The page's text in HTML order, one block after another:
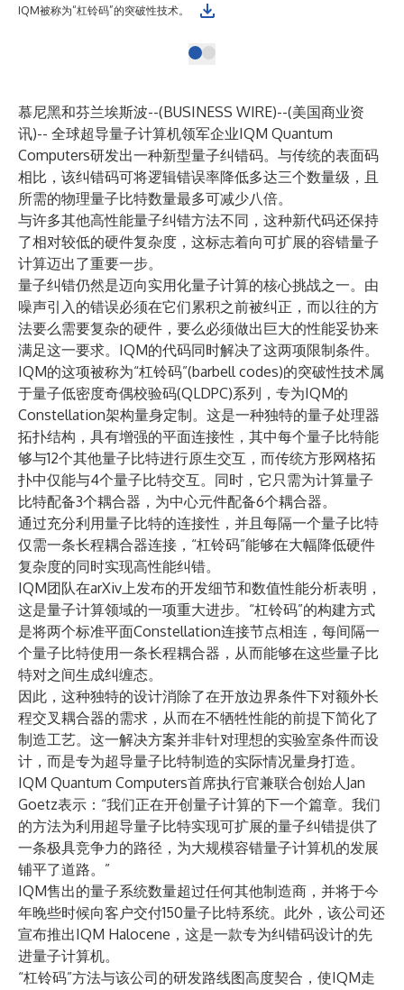
IQM被称为“杠铃码”的突破性技术。
慕尼黑和芬兰埃斯波--(BUSINESS WIRE)--(美国商业资
讯)-- 全球超导量子计算机领军企业IQM Quantum
Computers研发出一种新型量子纠错码。与传统的表面码
相比，该纠错码可将逻辑错误率降低多达三个数量级，且
所需的物理量子比特数量最多可减少八倍。
与许多其他高性能量子纠错方法不同，这种新代码还保持
了相对较低的硬件复杂度，这标志着向可扩展的容错量子
计算迈出了重要一步。
量子纠错仍然是迈向实用化量子计算的核心挑战之一。由
噪声引入的错误必须在它们累积之前被纠正，而以往的方
法要么需要复杂的硬件，要么必须做出巨大的性能妥协来
满足这一要求。IQM的代码同时解决了这两项限制条件。
IQM的这项被称为“杠铃码”(barbell codes)的突破性技术属
于量子低密度奇偶校验码(QLDPC)系列，专为IQM的
Constellation架构量身定制。这是一种独特的量子处理器
拓扑结构，具有增强的平面连接性，其中每个量子比特能
够与12个其他量子比特进行原生交互，而传统方形网格拓
扑中仅能与4个量子比特交互。同时，它只需为计算量子
比特配备3个耦合器，为中心元件配备6个耦合器。
通过充分利用量子比特的连接性，并且每隔一个量子比特
仅需一条长程耦合器连接，“杠铃码”能够在大幅降低硬件
复杂度的同时实现高性能纠错。
IQM团队在arXiv上发布的开发细节和数值性能分析表明，
这是量子计算领域的一项重大进步。“杠铃码”的构建方式
是将两个标准平面Constellation连接节点相连，每间隔一
个量子比特使用一条长程耦合器，从而能够在这些量子比
特对之间生成纠缠态。
因此，这种独特的设计消除了在开放边界条件下对额外长
程交叉耦合器的需求，从而在不牺牲性能的前提下简化了
制造工艺。这一解决方案并非针对理想的实验室条件而设
计，而是专为超导量子比特制造的实际情况量身打造。
IQM Quantum Computers首席执行官兼联合创始人Jan
Goetz表示：“我们正在开创量子计算的下一个篇章。我们
的方法为利用超导量子比特实现可扩展的量子纠错提供了
一条极具竞争力的路径，为大规模容错量子计算机的发展
铺平了道路。”
IQM售出的量子系统数量超过任何其他制造商，并将于今
年晚些时候向客户交付150量子比特系统。此外，该公司还
宣布推出IQM Halocene，这是一款专为纠错码设计的先
进量子计算机。
“杠铃码”方法与该公司的研发路线图高度契合，使IQM走